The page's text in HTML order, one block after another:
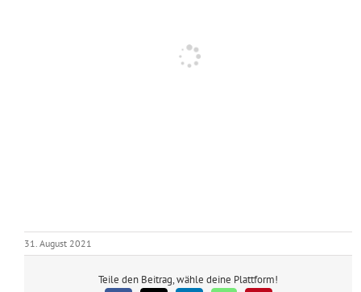
31. August 2021
Teile den Beitrag, wähle deine Plattform!